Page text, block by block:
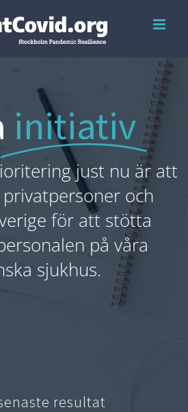
initiativ
just nu är att
och
för att stötta
på våra
sjukhus.
resultat